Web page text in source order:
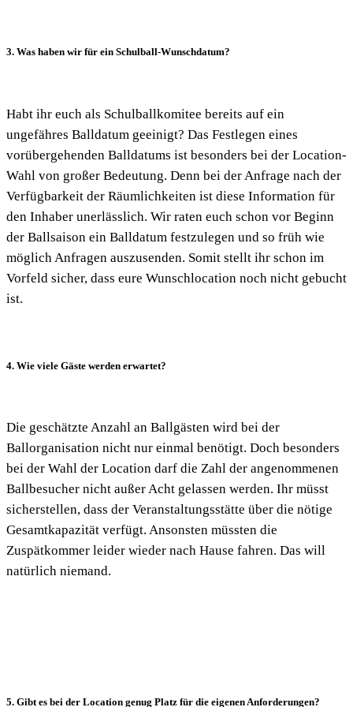
3. Was haben wir für ein Schulball-Wunschdatum?
Habt ihr euch als Schulballkomitee bereits auf ein
ungefähres Balldatum geeinigt? Das Festlegen eines
vorübergehenden Balldatums ist besonders bei der Location-
Wahl von großer Bedeutung. Denn bei der Anfrage nach der
Verfügbarkeit der Räumlichkeiten ist diese Information für
den Inhaber unerlässlich. Wir raten euch schon vor Beginn
der Ballsaison ein Balldatum festzulegen und so früh wie
möglich Anfragen auszusenden. Somit stellt ihr schon im
Vorfeld sicher, dass eure Wunschlocation noch nicht gebucht
ist.
4. Wie viele Gäste werden erwartet?
Die geschätzte Anzahl an Ballgästen wird bei der
Ballorganisation nicht nur einmal benötigt. Doch besonders
bei der Wahl der Location darf die Zahl der angenommenen
Ballbesucher nicht außer Acht gelassen werden. Ihr müsst
sicherstellen, dass der Veranstaltungsstätte über die nötige
Gesamtkapazität verfügt. Ansonsten müssten die
Zuspätkommer leider wieder nach Hause fahren. Das will
natürlich niemand.
5. Gibt es bei der Location genug Platz für die eigenen Anforderungen?